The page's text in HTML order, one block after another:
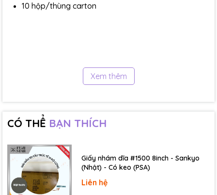
10 hộp/thùng carton
Ứng dụng
Xem thêm
CÓ THỂ BẠN THÍCH
Giấy nhám dĩa #1500 8inch - Sankyo
(Nhật) - Có keo (PSA)
Liên hệ